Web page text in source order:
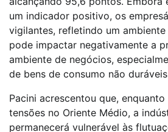
um indicador positivo, os
vigilantes, refletindo um
pode impactar negativamente a
ambiente de negócios,
de bens de consumo não
Pacini acrescentou que,
tensões no Oriente Médio, a
permanecerá vulnerável às